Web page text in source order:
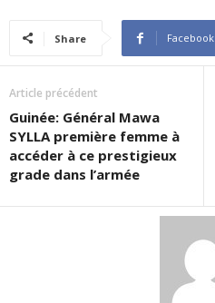
Share Facebook
Article précédent
Guinée: Général Mawa
SYLLA première femme à
accéder à ce prestigieux
grade dans l’armée